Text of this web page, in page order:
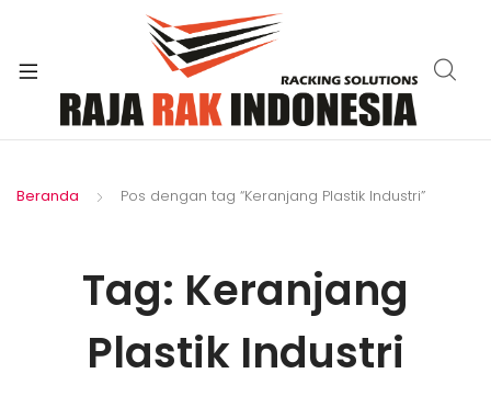
Beranda Pos dengan tag “Keranjang Plastik Industri”
Tag: Keranjang
Plastik Industri